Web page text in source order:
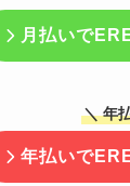
月払いで
＼ 年
年払いで